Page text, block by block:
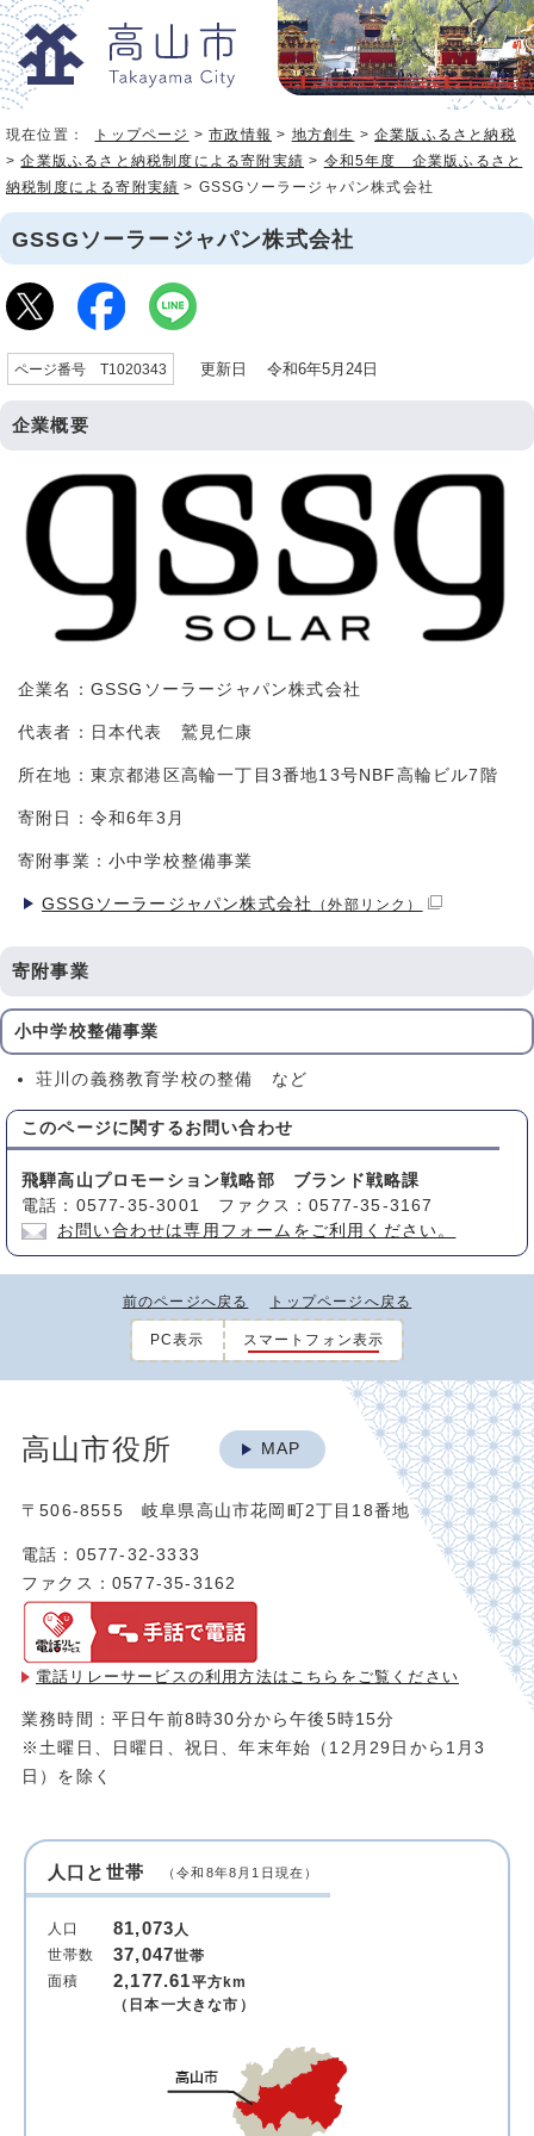
現在位置： トップページ >市政情報 > 地方創生 >企業版ふるさと納税
>企業版ふるさと納税制度による寄附実績 > 令和5年度 企業版ふるさと
納税制度による寄附実績 > GSSGソーラージャパン株式会社
GSSGソーラージャパン株式会社
ページ番号 T1020343 更新日 令和6年5月24日
企業概要
企業名：GSSGソーラージャパン株式会社
代表者：日本代表 鷲見仁康
所在地：東京都港区高輪一丁目3番地13号NBF高輪ビル7階
寄附日：令和6年3月
寄附事業：小中学校整備事業
GSSGソーラージャパン株式会社 （外部リンク）
寄附事業
小中学校整備事業
荘川の義務教育学校の整備 など
このページに関する お問い合わせ
飛騨高山プロモーション戦略部 ブランド戦略課
電話：0577-35-3001 ファクス：0577-35-3167
お問い合わせは専用フォームをご利用ください。
前のページへ戻る トップページへ戻る
PC表示 スマートフォン表示
高山市役所 MAP
〒506-8555 岐阜県高山市花岡町2丁目18番地
電話：0577-32-3333
ファクス：0577-35-3162
電話リレーサービスの利用方法は こちらをご覧ください
業務時間：平日午前8時30分から午後5時15分
※土曜日、日曜日、祝日、年末年始（12月29日から1月3
日）を除く
人口と世帯 （令和8年8月1日現在）
人口 81,073人
世帯数
37,047世帯
面積
2,177.61平方km
（日本一大きな市）